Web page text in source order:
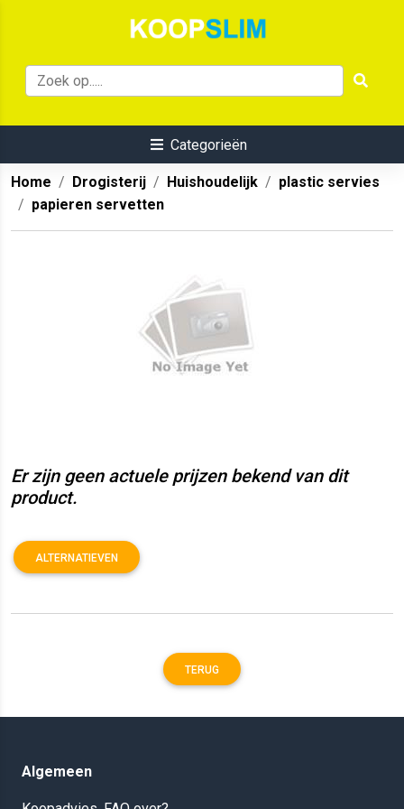
Categorieën
Home Drogisterij Huishoudelijk
plastic servies
papieren servetten
Er zijn geen actuele prijzen bekend van dit
product.
ALTERNATIEVEN
TERUG
Algemeen